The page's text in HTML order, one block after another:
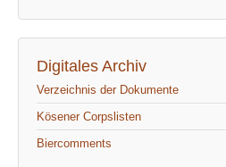
Digitales Archiv
Verzeichnis der Dokumente
Kösener Corpslisten
Biercomments